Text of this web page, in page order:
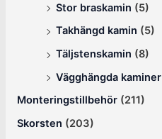
Stor braskamin (5)
Takhängd kamin (5)
Täljstenskamin (8)
Vägghängda kaminer
Monteringstillbehör (211)
Skorsten (203)